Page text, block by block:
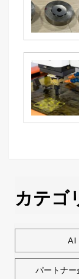
カテゴ
AI
パートナー